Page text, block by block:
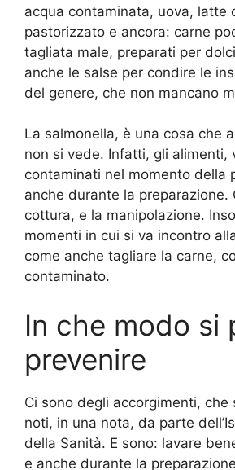
acqua contaminata, uova, latte
pastorizzato e ancora: carne
tagliata male, preparati per
anche le salse per condire le
del genere, che non mancano
La salmonella, è una cosa che
non si vede. Infatti, gli alimenti,
contaminati nel momento della
anche durante la preparazione.
cottura, e la manipolazione.
momenti in cui si va incontro
come anche tagliare la carne,
contaminato.
In che modo si
prevenire
Ci sono degli accorgimenti, che
noti, in una nota, da parte
della Sanità. E sono: lavare
e anche durante la